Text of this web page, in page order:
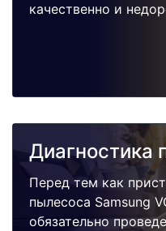
качественно и
Диагностика
Перед тем как
пылесоса Samsung
обязательно